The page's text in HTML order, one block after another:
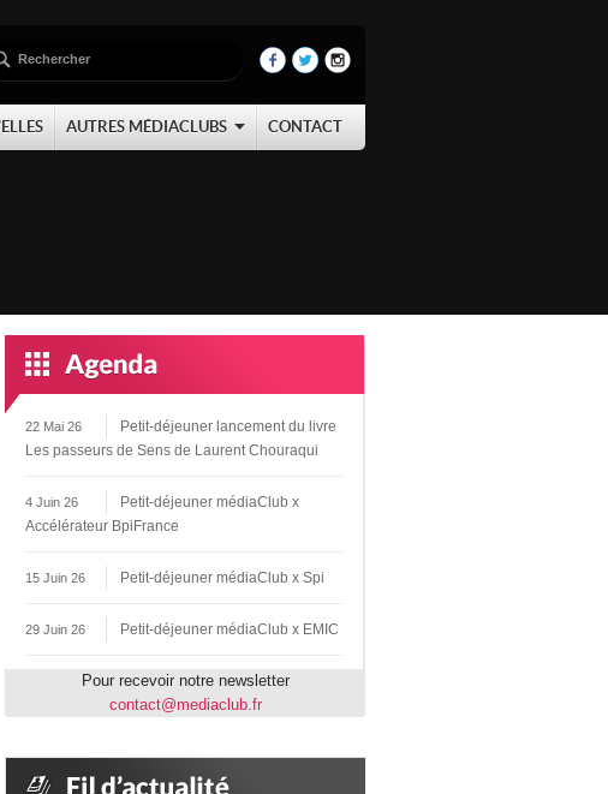
AUTRES MÉDIACLUBS CONTACT
22 Mai 26
Petit-déjeuner lancement du livre
Les passeurs de Sens de Laurent Chouraqui
4 Juin 26
Petit-déjeuner médiaClub x
Accélérateur BpiFrance
15 Juin 26 Petit-déjeuner médiaClub x Spi
29 Juin 26 Petit-déjeuner médiaClub x EMIC
Pour recevoir notre newsletter
contact@mediaclub.fr